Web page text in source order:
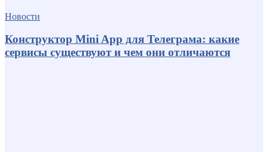
Новости
Конструктор Mini App для Телеграма: какие
сервисы существуют и чем они отличаются